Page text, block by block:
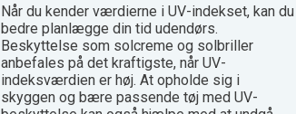
Når du kender værdierne i UV-indekset, kan du
bedre planlægge din tid udendørs.
Beskyttelse som solcreme og solbriller
anbefales på det kraftigste, når UV-
indeksværdien er høj. At opholde sig i
skyggen og bære passende tøj med UV-